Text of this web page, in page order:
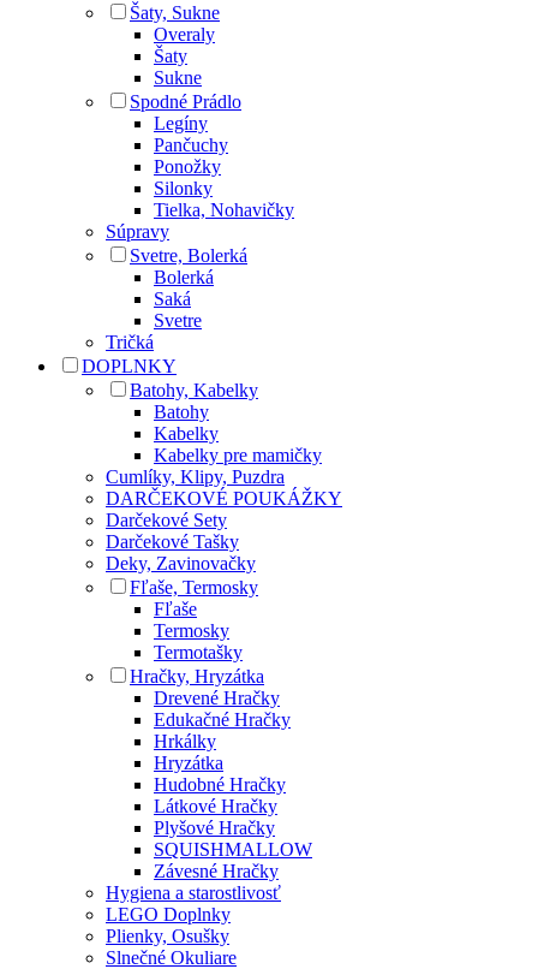
Šaty, Sukne
Overaly
Šaty
Sukne
Spodné Prádlo
Legíny
Pančuchy
Ponožky
Silonky
Tielka, Nohavičky
Súpravy
Svetre, Bolerká
Bolerká
Saká
Svetre
Tričká
DOPLNKY
Batohy, Kabelky
Batohy
Kabelky
Kabelky pre mamičky
Cumlíky, Klipy, Puzdra
DARČEKOVÉ POUKÁŽKY
Darčekové Sety
Darčekové Tašky
Deky, Zavinovačky
Fľaše, Termosky
Fľaše
Termosky
Termotašky
Hračky, Hryzátka
Drevené Hračky
Edukačné Hračky
Hrkálky
Hryzátka
Hudobné Hračky
Látkové Hračky
Plyšové Hračky
SQUISHMALLOW
Závesné Hračky
Hygiena a starostlivosť
LEGO Doplnky
Plienky, Osušky
Slnečné Okuliare